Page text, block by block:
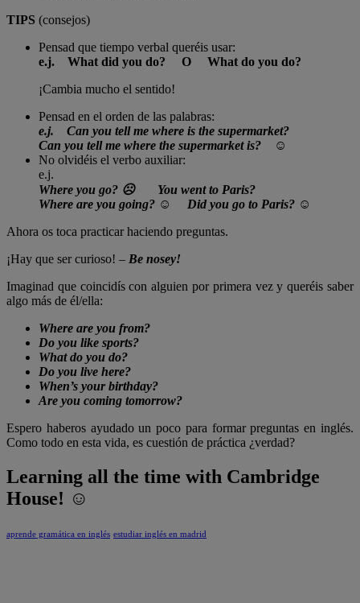
TIPS (consejos)
Pensad que tiempo verbal queréis usar:
e.j. What did you do? O What do you do?
¡Cambia mucho el sentido!
Pensad en el orden de las palabras:
e.j.
Can you tell me where is the supermarket?
Can you tell me where the supermarket is?
☺
No olvidéis el verbo auxiliar:
e.j.
Where you go? ☹You went to Paris?
Where are you going? ☺ Did you go to Paris? ☺
Ahora os toca practicar haciendo preguntas.
¡Hay que ser curioso! – Be nosey!
Imaginad que coincidís con alguien por primera vez y queréis saber
algo más de él/ella:
Where are you from?
Do you like sports?
What do you do?
Do you live here?
When’s your birthday?
Are you coming tomorrow?
Espero haberos ayudado un poco para formar preguntas en inglés.
Como todo en esta vida, es cuestión de práctica ¿verdad?
Learning all the time with Cambridge
House! ☺
aprende gramática en inglés estudiar inglés en madrid